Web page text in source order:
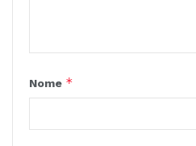
Nome *